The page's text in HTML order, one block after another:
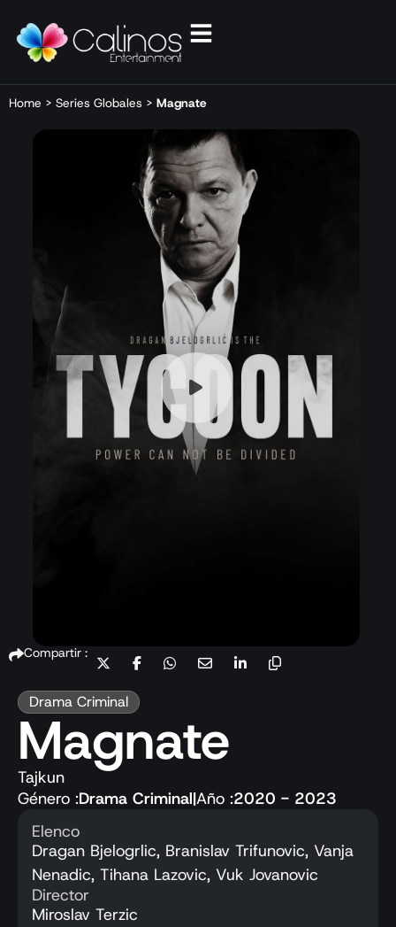
Home > Series Globales > Magnate
Compartir :
Drama Criminal
Magnate
Tajkun
Género :Drama Criminal|Año :2020 - 2023
Elenco
Dragan Bjelogrlic, Branislav Trifunovic, Vanja
Nenadic, Tihana Lazovic, Vuk Jovanovic
Director
Miroslav Terzic